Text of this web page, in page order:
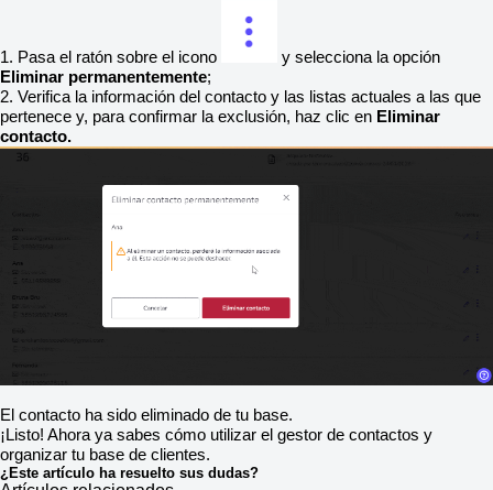
1. Pasa el ratón sobre el icono
y selecciona la opción
Eliminar permanentemente;
2. Verifica la información del contacto y las listas actuales a las que
pertenece y, para confirmar la exclusión, haz clic en Eliminar
contacto.
El contacto ha sido eliminado de tu base.
¡Listo! Ahora ya sabes cómo utilizar el gestor de contactos y
organizar tu base de clientes.
¿Este artículo ha resuelto sus dudas?